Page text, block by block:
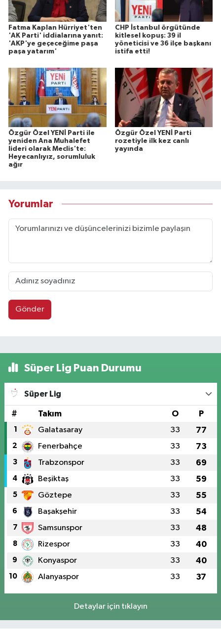
Fatma Kaplan Hürriyet'ten
'AK Parti' iddialarına yanıt:
'AKP'ye geçeceğime paşa
paşa yatarım'
CHP İstanbul örgütünde
kitlesel kopuş: 39 il
yöneticisi ve 36 ilçe başkanı
istifa etti!
Özgür Özel YENİ Parti ile
yeniden Ana Muhalefet
lideri olarak Meclis'te:
Heyecanlıyız, sorumluluk
ağır
Özgür Özel YENİ Parti
rozetiyle ilk kez canlı
yayında
Yorumlar
Gönder
Süper Lig Puan Durumu
Süper Lig
# Takım O P
1 Galatasaray 33 77
2 Fenerbahçe 33 73
3 Trabzonspor 33 69
4 Beşiktaş 33 59
5 Göztepe 33 55
6 Başakşehir 33 54
7 Samsunspor 33 48
8 Rizespor 33 40
9 Konyaspor 33 40
10 Alanyaspor 33 37
Detaylar için tıklayın